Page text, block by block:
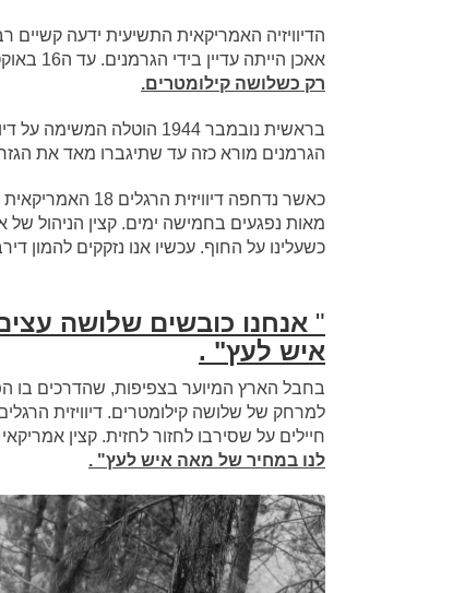
אאכן הייתה עדיין בידי הגרמנים. עד ה16 באוקטובר 1944 היו לה ארבעת אלפים וחמש מאות נפגעים
רק כשלושה קילומטרים.
הגרמנים מורא כזה עד שתיגברו מאד את
מאות נפגעים בחמישה ימים. קצין הניהול של
כשעלינו על החוף. עכשיו אנו נזקקים להמון
" אנחנו כובשים שלושה
איש לעץ" .
בחבל הארץ המיוער בצפיפות, שהדרכים בו
חיילים על שסירבו לחזור לחזית. קצין
לנו במחיר של מאה איש לעץ" .